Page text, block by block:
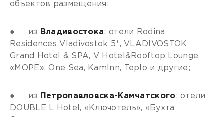
объектов размещения:
● из Владивостока: отели Rodina
Residences Vladivostok 5*, VLADIVOSTOK
Grand Hotel & SPA, V Hotel&Rooftop Lounge,
«МОРЕ», One Sea, KamInn, Teplo и другие;
● из Петропавловска-Камчатского: отели
DOUBLE L Hotel, «Ключотель», «Бухта